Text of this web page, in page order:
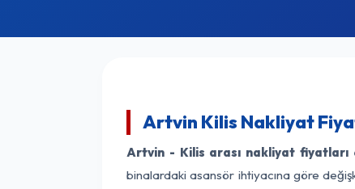
Artvin Kilis Nakliyat
Artvin - Kilis arası nakliyat fiyatları
binalardaki asansör ihtiyacına göre